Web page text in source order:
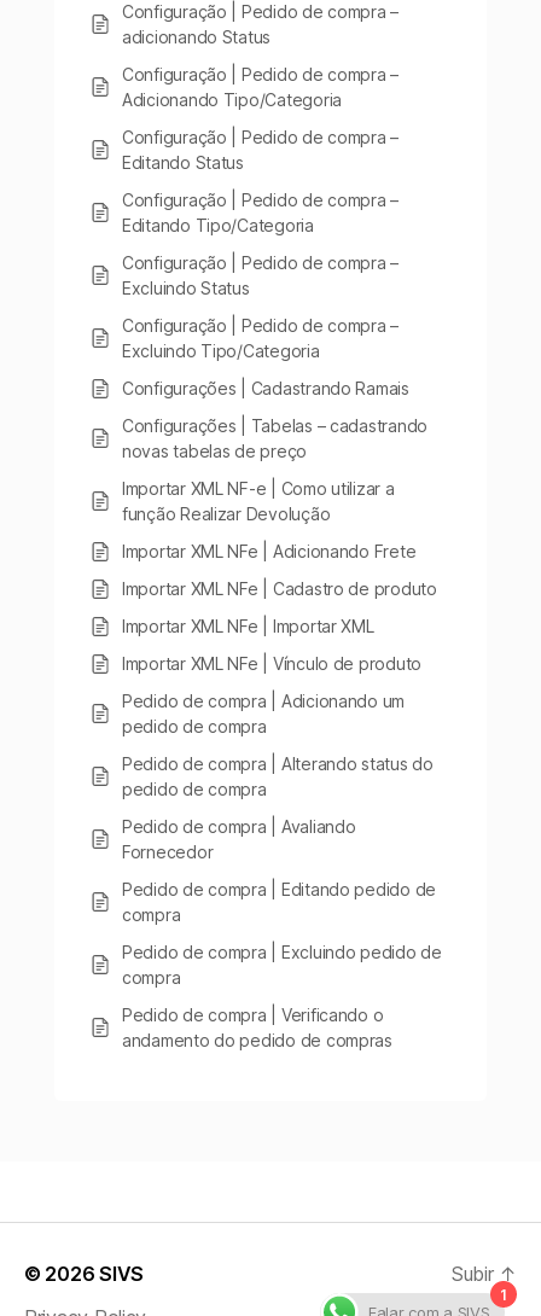
Configuração | Pedido de compra –
adicionando Status
Configuração | Pedido de compra –
Adicionando Tipo/Categoria
Configuração | Pedido de compra –
Editando Status
Configuração | Pedido de compra –
Editando Tipo/Categoria
Configuração | Pedido de compra –
Excluindo Status
Configuração | Pedido de compra –
Excluindo Tipo/Categoria
Configurações | Cadastrando Ramais
Configurações | Tabelas – cadastrando
novas tabelas de preço
Importar XML NF-e | Como utilizar a
função Realizar Devolução
Importar XML NFe | Adicionando Frete
Importar XML NFe | Cadastro de produto
Importar XML NFe | Importar XML
Importar XML NFe | Vínculo de produto
Pedido de compra | Adicionando um
pedido de compra
Pedido de compra | Alterando status do
pedido de compra
Pedido de compra | Avaliando
Fornecedor
Pedido de compra | Editando pedido de
compra
Pedido de compra | Excluindo pedido de
compra
Pedido de compra | Verificando o
andamento do pedido de compras
© 2026SIVS
Subir ↑
1